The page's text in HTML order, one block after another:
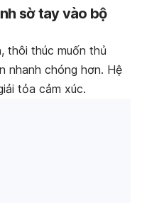
sờ tay vào bộ
thôi thúc muốn thủ
nhanh chóng hơn. Hệ
tỏa cảm xúc.